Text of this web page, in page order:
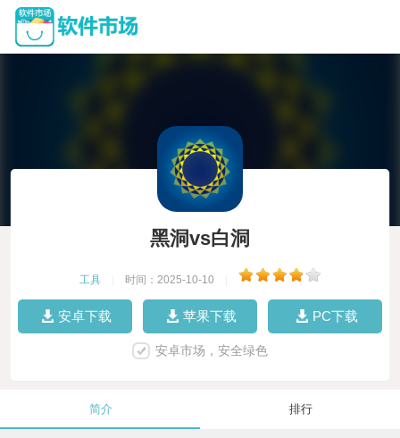
黑洞vs白洞
工具 时间：2025-10-10
安卓下载 苹果下载 PC下载
安卓市场，安全绿色
简介 排行